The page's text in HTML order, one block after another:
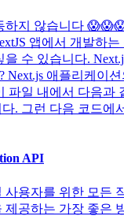
하지 않습니다
앱에서 개발하
을 수 있습니다.
Next.js 애플리케이
파일 내에서 다음과
. 그런 다음 코드에
API
사용자를 위한 모든
제공하는 가장 좋은